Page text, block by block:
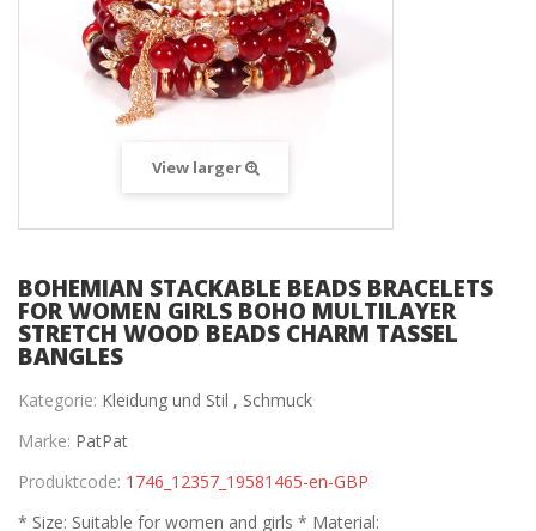
View larger
BOHEMIAN STACKABLE BEADS BRACELETS
FOR WOMEN GIRLS BOHO MULTILAYER
STRETCH WOOD BEADS CHARM TASSEL
BANGLES
Kategorie: Kleidung und Stil , Schmuck
Marke: PatPat
Produktcode: 1746_12357_19581465-en-GBP
* Size: Suitable for women and girls * Material: